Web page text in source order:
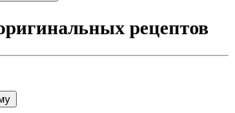
рецептов